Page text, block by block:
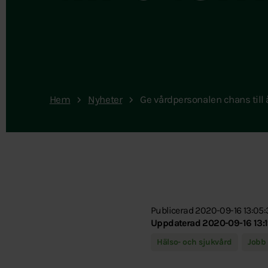
Hem Nyheter Ge vårdpersonalen chans
Publicerad 2020-09-16
Uppdaterad 2020-09-16
Hälso- och sjukvård Jobb